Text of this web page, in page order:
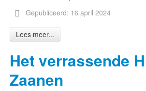
Gepubliceerd: 16 april 2024
Lees meer...
Het verrassende
Zaanen